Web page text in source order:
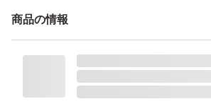
れて発送しますので、ご了承いただけ
+300円でプチプチ梱包、宅急便コンパ
商品の情報